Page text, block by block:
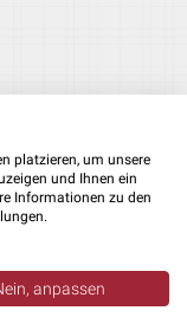
die exakt auf
sind.
bis zur
platzieren, um unsere
und Ihnen ein
Informationen zu den
anpassen